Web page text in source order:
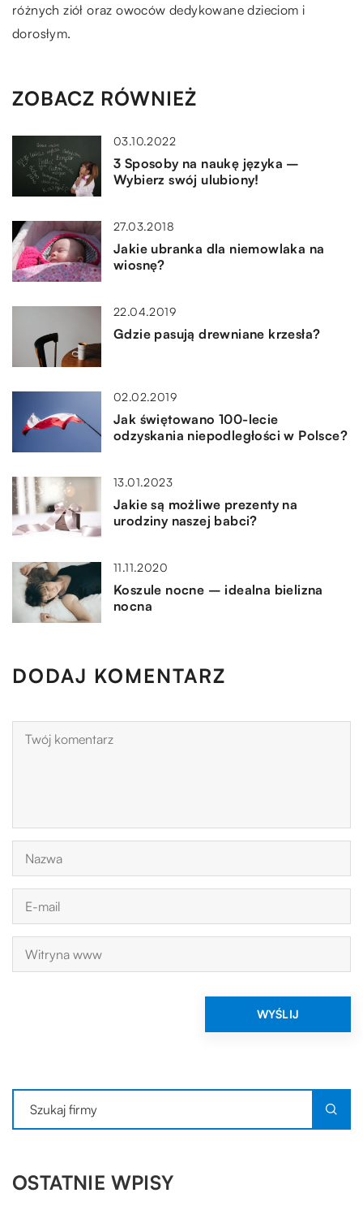
różnych ziół oraz owoców dedykowane dzieciom i
dorosłym.
ZOBACZ RÓWNIEŻ
03.10.2022
3 Sposoby na naukę języka –
Wybierz swój ulubiony!
27.03.2018
Jakie ubranka dla niemowlaka na
wiosnę?
22.04.2019
Gdzie pasują drewniane krzesła?
02.02.2019
Jak świętowano 100-lecie
odzyskania niepodległości w Polsce?
13.01.2023
Jakie są możliwe prezenty na
urodziny naszej babci?
11.11.2020
Koszule nocne – idealna bielizna
nocna
DODAJ KOMENTARZ
OSTATNIE WPISY